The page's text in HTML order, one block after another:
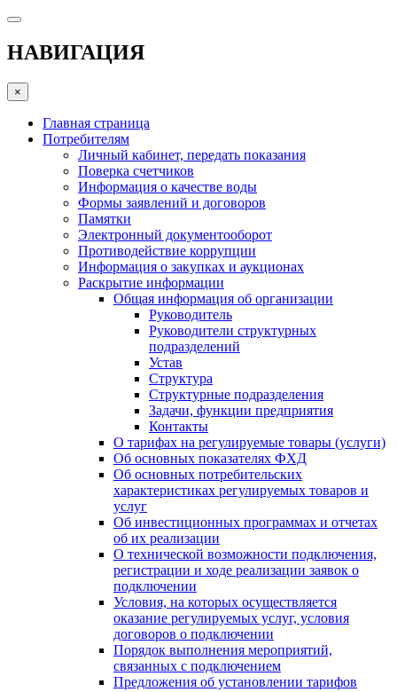
НАВИГАЦИЯ
×
Главная страница
Потребителям
Личный кабинет, передать показания
Поверка счетчиков
Информация о качестве воды
Формы заявлений и договоров
Памятки
Электронный документооборот
Противодействие коррупции
Информация о закупках и аукционах
Раскрытие информации
Общая информация об организации
Руководитель
Руководители структурных
подразделений
Устав
Структура
Структурные подразделения
Задачи, функции предприятия
Контакты
О тарифах на регулируемые товары (услуги)
Об основных показателях ФХД
Об основных потребительских
характеристиках регулируемых товаров и
услуг
Об инвестиционных программах и отчетах
об их реализации
О технической возможности подключения,
регистрации и ходе реализации заявок о
подключении
Условия, на которых осуществляется
оказание регулируемых услуг, условия
договоров о подключении
Порядок выполнения мероприятий,
связанных с подключением
Предложения об установлении тарифов